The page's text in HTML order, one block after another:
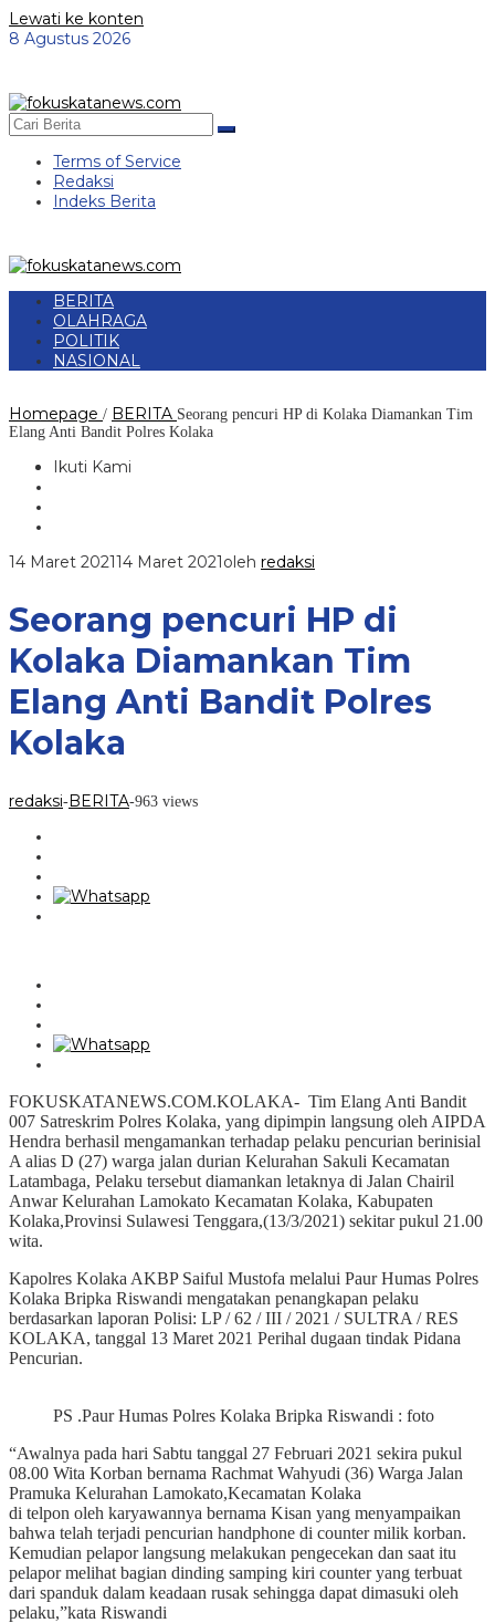
Lewati ke konten
8 Agustus 2026
Terms of Service
Redaksi
Indeks Berita
BERITA
OLAHRAGA
POLITIK
NASIONAL
Homepage / BERITA Seorang pencuri HP di Kolaka Diamankan Tim
Elang Anti Bandit Polres Kolaka
Ikuti Kami
14 Maret 202114 Maret 2021oleh redaksi
Seorang pencuri HP di
Kolaka Diamankan Tim
Elang Anti Bandit Polres
Kolaka
redaksi-BERITA-963 views
FOKUSKATANEWS.COM.KOLAKA- Tim Elang Anti Bandit
007 Satreskrim Polres Kolaka, yang dipimpin langsung oleh AIPDA
Hendra berhasil mengamankan terhadap pelaku pencurian berinisial
A alias D (27) warga jalan durian Kelurahan Sakuli Kecamatan
Latambaga, Pelaku tersebut diamankan letaknya di Jalan Chairil
Anwar Kelurahan Lamokato Kecamatan Kolaka, Kabupaten
Kolaka,Provinsi Sulawesi Tenggara,(13/3/2021) sekitar pukul 21.00
wita.
Kapolres Kolaka AKBP Saiful Mustofa melalui Paur Humas Polres
Kolaka Bripka Riswandi mengatakan penangkapan pelaku
berdasarkan laporan Polisi: LP / 62 / III / 2021 / SULTRA / RES
KOLAKA, tanggal 13 Maret 2021 Perihal dugaan tindak Pidana
Pencurian.
PS .Paur Humas Polres Kolaka Bripka Riswandi : foto
“Awalnya pada hari Sabtu tanggal 27 Februari 2021 sekira pukul
08.00 Wita Korban bernama Rachmat Wahyudi (36) Warga Jalan
Pramuka Kelurahan Lamokato,Kecamatan Kolaka
di telpon oleh karyawannya bernama Kisan yang menyampaikan
bahwa telah terjadi pencurian handphone di counter milik korban.
Kemudian pelapor langsung melakukan pengecekan dan saat itu
pelapor melihat bagian dinding samping kiri counter yang terbuat
dari spanduk dalam keadaan rusak sehingga dapat dimasuki oleh
pelaku,”kata Riswandi